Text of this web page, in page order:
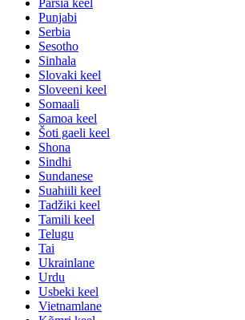
Pärsia keel
Punjabi
Serbia
Sesotho
Sinhala
Slovaki keel
Sloveeni keel
Somaali
Samoa keel
Šoti gaeli keel
Shona
Sindhi
Sundanese
Suahiili keel
Tadžiki keel
Tamili keel
Telugu
Tai
Ukrainlane
Urdu
Usbeki keel
Vietnamlane